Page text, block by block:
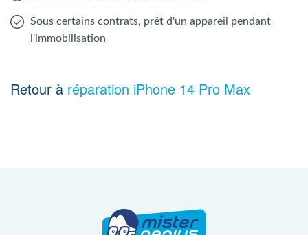
Sous certains contrats, prêt d'un appareil pendant
l'immobilisation
Retour à réparation iPhone 14 Pro Max